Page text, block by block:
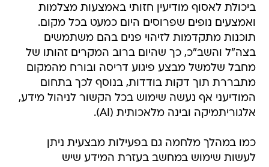
ביכולת לאסוף מודיעין חזותי באמצעות מצלמות
ואמצעים נופים שפרוסים היום כמעט בכל מקום.
תוכנות מתקדמות לזיהוי פנים בהם משתמשים
בצה"ל והשב"כ, כך שהיום ברוב המקרים זהותו של
מחבל שלמשל מבצע פיגוע דריסה ובורח מהמקום
מתבררת תוך דקות בודדות, בנוסף לכך בתחום
המודיעני אף נעשה שימוש בכל הקשור לניהול מידע,
אלגוריתמיקה ובינה מלאכותית (AI).
כמו במהלך מלחמה גם בפעילות מבצעית ניתן
לעשות שימוש במחשב בעזרת המידע שיש